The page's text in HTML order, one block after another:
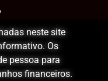
neste site
Os
pessoa para
financeiros.